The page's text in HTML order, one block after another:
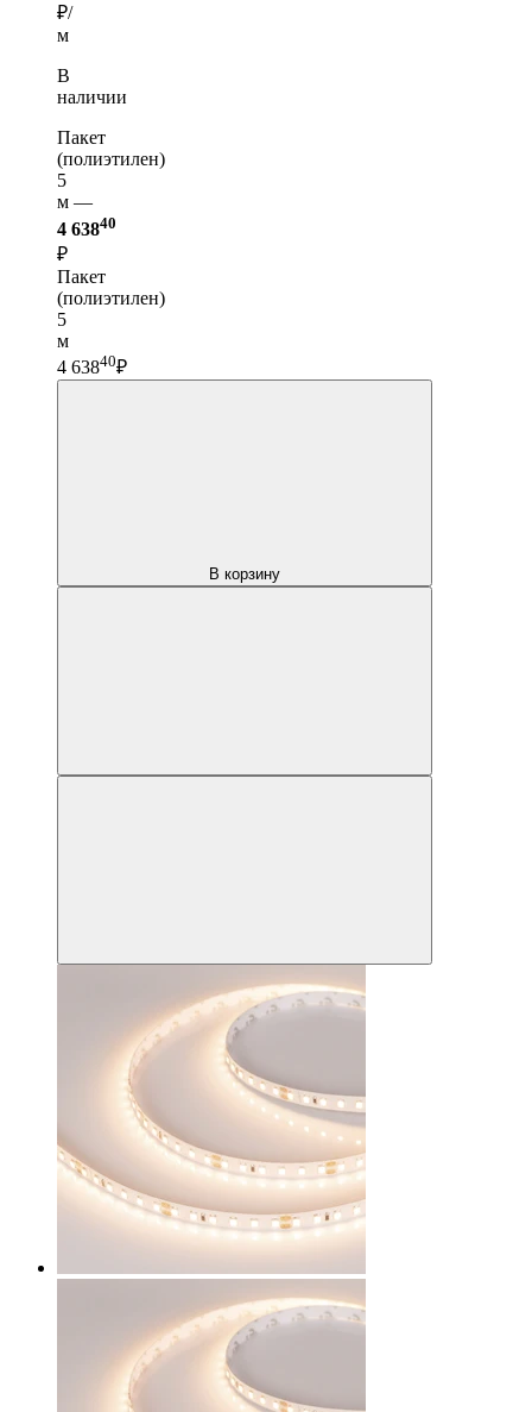
₽/
м
В
наличии
Пакет
(полиэтилен)
5
м —
4 63840
₽
Пакет
(полиэтилен)
5
м
4 63840₽
В корзину